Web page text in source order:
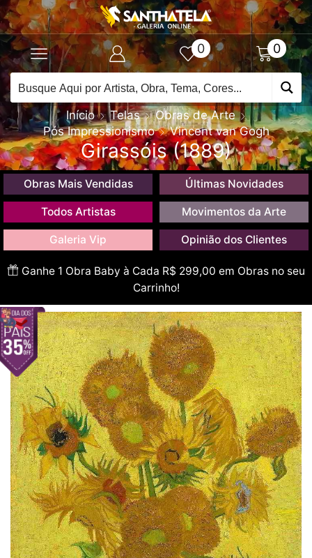
0 0
Início Telas
Obras de Arte
Pós Impressionismo
Vincent van Gogh
Girassóis (1889)
Obras Mais Vendidas Últimas Novidades
Todos Artistas Movimentos da Arte
Galeria Vip Opinião dos Clientes
Ganhe 1 Obra Baby à Cada R$ 299,00 em Obras no seu
Carrinho!